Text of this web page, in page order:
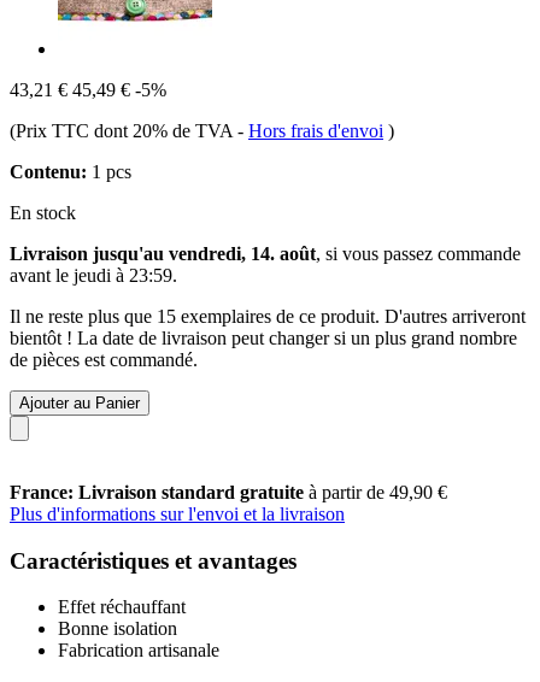
43,21 € 45,49 € -5%
(Prix TTC dont 20% de TVA - Hors frais d'envoi )
Contenu: 1 pcs
En stock
Livraison jusqu'au vendredi, 14. août, si vous passez commande
avant le jeudi à 23:59.
Il ne reste plus que 15 exemplaires de ce produit. D'autres arriveront
bientôt ! La date de livraison peut changer si un plus grand nombre
de pièces est commandé.
Ajouter au Panier
France: Livraison standard gratuite à partir de 49,90 €
Plus d'informations sur l'envoi et la livraison
Caractéristiques et avantages
Effet réchauffant
Bonne isolation
Fabrication artisanale